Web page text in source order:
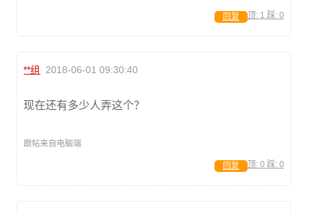
顶: 1 踩: 0
回复
**组 2018-06-01 09:30:40
现在还有多少人弄这个？
跟帖来自电脑端
顶: 0 踩: 0
回复